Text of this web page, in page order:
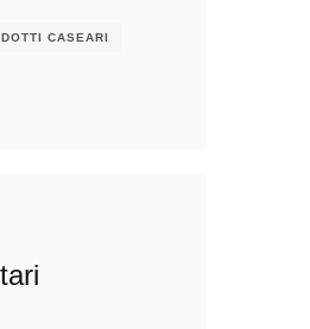
CASEARI